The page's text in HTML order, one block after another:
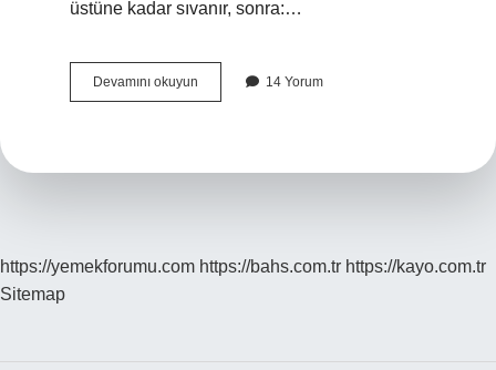
üstüne kadar sıvanır, sonra:…
Devamını okuyun
Abdest
14 Yorum
https://yemekforumu.com https://bahs.com.tr https://kayo.com.tr
Sitemap